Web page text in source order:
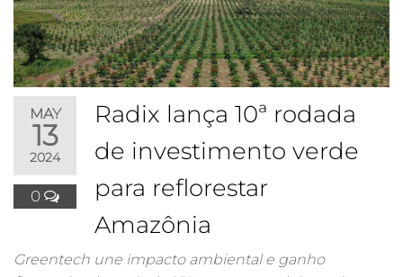
MAY
13
2024
0
Radix lança 10ª rodada
de investimento verde
para reflorestar
Amazônia
Greentech une impacto ambiental e ganho